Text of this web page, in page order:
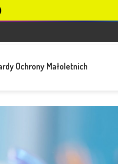
Ochrony Małoletnich